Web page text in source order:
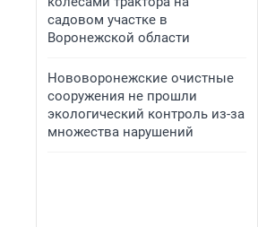
садовом участке в
Воронежской области
Нововоронежские очистные
сооружения не прошли
экологический контроль из-за
множества нарушений